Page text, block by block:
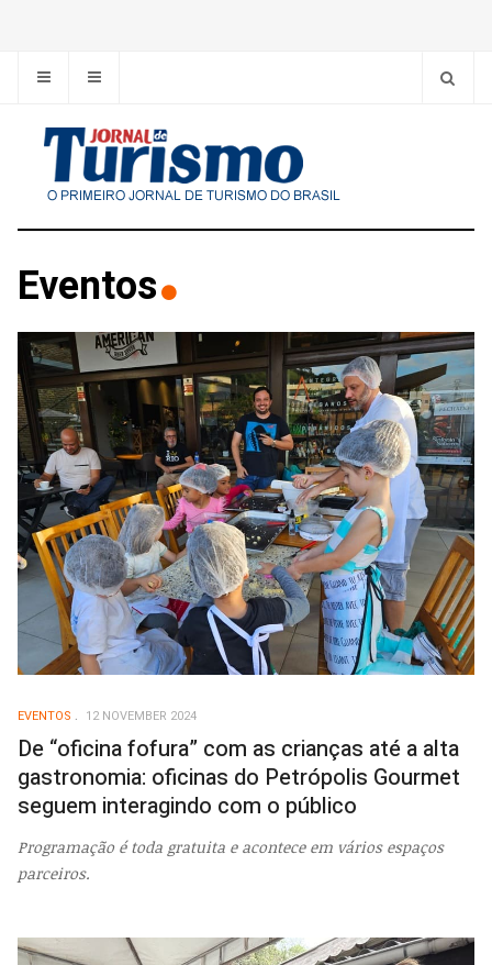
Eventos
EVENTOS 12 NOVEMBER 2024
De “oficina fofura” com as crianças até a alta
gastronomia: oficinas do Petrópolis Gourmet
seguem interagindo com o público
Programação é toda gratuita e acontece em vários espaços
parceiros.